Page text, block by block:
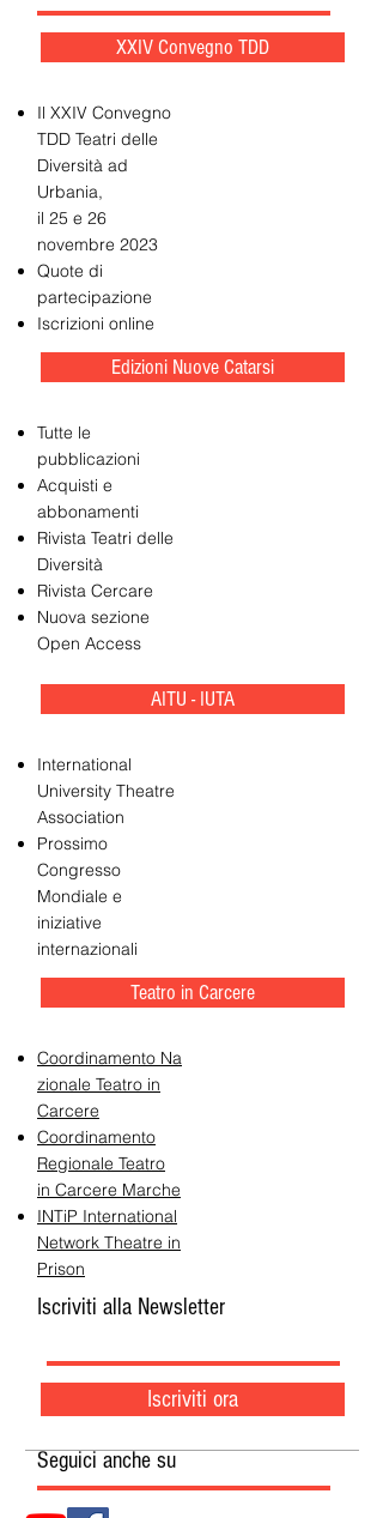
XXIV Convegno TDD
Il XXIV Convegno
TDD Teatri delle
Diversità ad
Urbania,
il 25 e 26
novembre 2023
Quote di
partecipazione
Iscrizioni online
Edizioni Nuove Catarsi
Tutte le
pubblicazioni
Acquisti e
abbonamenti
Rivista Teatri delle
Diversità
Rivista Cercare
Nuova sezione
Open Access
AITU - IUTA
International
University Theatre
Association
Prossimo
Congresso
Mondiale e
iniziative
internazionali
Teatro in Carcere
Coordinamento Na
zionale Teatro in
Carcere
Coordinamento
Regionale Teatro
in Carcere Marche
INTiP International
Network Theatre in
Prison
Iscriviti alla Newsletter
Iscriviti ora
Seguici anche su